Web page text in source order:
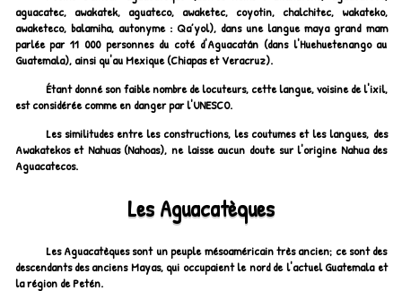
aguacatec, awakatek, aguateco, awaketec, coyotin, chalchitec, wakateko,
awaketeco, balamiha, autonyme : Qa’yol), dans une langue maya grand mam
parlée par 11 000 personnes du coté d'Aguacatán (dans l'Huehuetenango au
Guatemala), ainsi qu'au Mexique (Chiapas et Veracruz).
Étant donné son faible nombre de locuteurs, cette langue, voisine de l'ixil,
est considérée comme en danger par l'UNESCO.
Les similitudes entre les constructions, les coutumes et les langues, des
Awakatekos et Nahuas (Nahoas), ne laisse aucun doute sur l'origine Nahua des
Aguacatecos.
Les Aguacatèques
Les Aguacatèques sont un peuple mésoaméricain très ancien; ce sont des
descendants des anciens Mayas, qui occupaient le nord de l'actuel Guatemala et
la région de Petén.